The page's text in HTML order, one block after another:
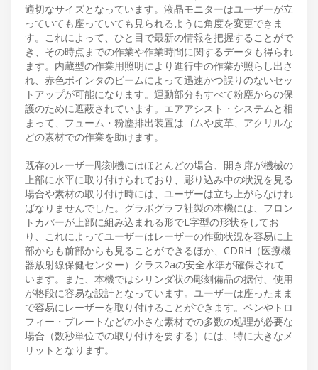
適切なサイズとなっています。液晶モニターはユーザーが立
っていても座っていても見られるように角度を変更できま
す。これによって、ひと目で最新の情報を把握することがで
き、その時点までの作業や作業時間に関するデータも得られ
ます。内蔵型の作業用照明により進行中の作業が照らし出さ
れ、赤色ポインタのビームによって迅速かつ誤りのないセッ
トアップが可能になります。運動部分もすべて粉塵からの保
護のために遮蔽されています。エアアシスト・システムと相
まって、フューム・粉塵排出装置はゴムや皮革、アクリルな
どの素材での作業を助けます。
既存のレーザー彫刻機にはほとんどの場合、開き扉が機械の
上部に水平に取り付けられており、彫り込み中の状況を見る
場合や素材の取り付け時には、ユーザーは立ち上がらなけれ
ばなりませんでした。グラボグラフ社製の本機には、フロン
トカバーが上部に組み込まれる形でL字型の形状をしてお
り、これによってユーザーはレーザーの作動状況を容易に上
部からも前部からも見ることができるほか、CDRH（医療機
器放射線保健センター）クラス2aの安全水準が確保されて
います。また、本機ではシリンダ状の彫刻備品の据付、使用
が格段に容易な設計となっています。ユーザーは座ったまま
で容易にレーザーを取り付けることができます。ペンやトロ
フィー・プレートなどの小さな素材での多数の処理が必要な
場合（数秒単位での取り付けを要する）には、特に大きなメ
リットとなります。